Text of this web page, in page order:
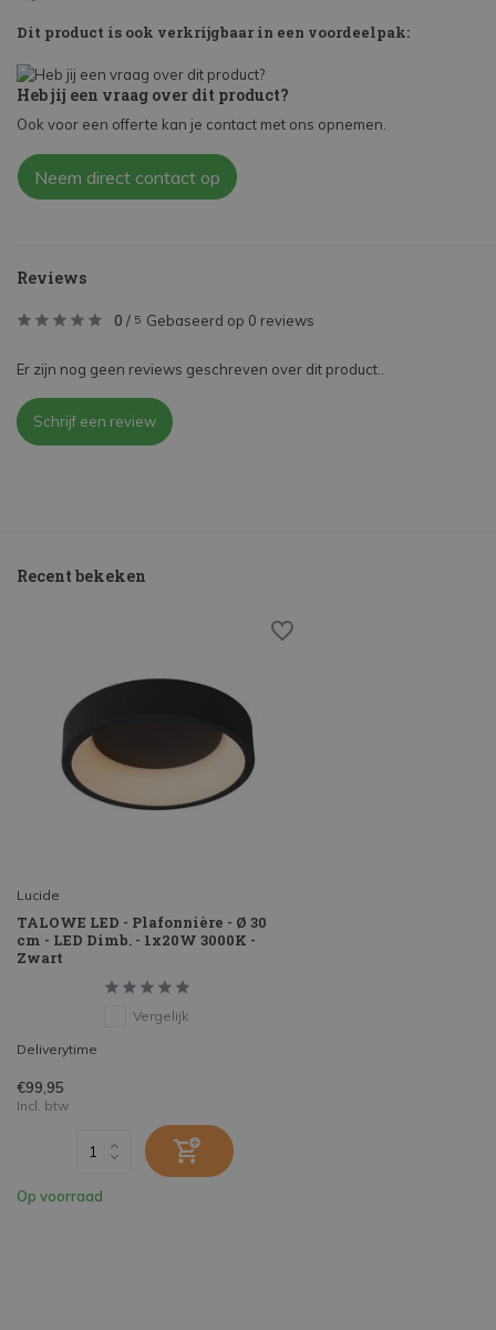
Dit product is ook verkrijgbaar in een voordeelpak:
Heb jij een vraag over dit product?
Ook voor een offerte kan je contact met ons opnemen.
Neem direct contact op
Reviews
0 / 5 Gebaseerd op 0 reviews
Er zijn nog geen reviews geschreven over dit product..
Schrijf een review
Recent bekeken
Lucide
TALOWE LED - Plafonnière - Ø 30
cm - LED Dimb. - 1x20W 3000K -
Zwart
Vergelijk
Deliverytime
€99,95
Incl. btw
Op voorraad